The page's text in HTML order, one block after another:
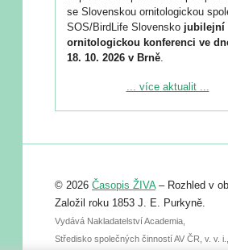
se Slovenskou ornitologickou
SOS/BirdLife Slovensko jubilejní
ornitologickou konferenci ve
18. 10. 2026 v Brně.
Podrobnější informace ke
Registrovat se můžete do 6. září.
abstraktu přihlášené přednášky
posteru je už 30. června.
... více aktualit ...
© 2026 Časopis ŽIVA– Rozhled v
Založil roku 1853 J. E. Purkyně.
Vydává Nakladatelství Academia,
Středisko společných činností AV ČR, v. v.